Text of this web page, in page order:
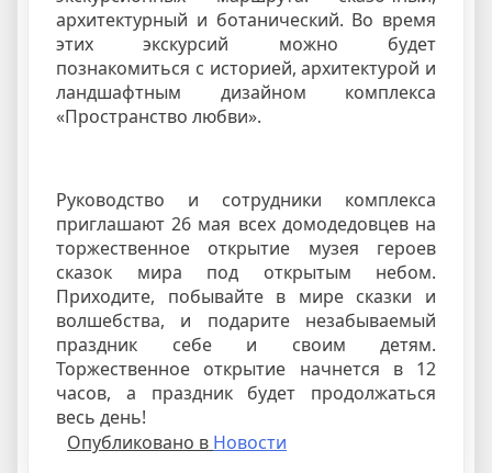
архитектурный и ботанический. Во время
этих экскурсий можно будет
познакомиться с историей, архитектурой и
ландшафтным дизайном комплекса
«Пространство любви».
Руководство и сотрудники комплекса
приглашают 26 мая всех домодедовцев на
торжественное открытие музея героев
сказок мира под открытым небом.
Приходите, побывайте в мире сказки и
волшебства, и подарите незабываемый
праздник себе и своим детям.
Торжественное открытие начнется в 12
часов, а праздник будет продолжаться
весь день!
Опубликовано в Новости